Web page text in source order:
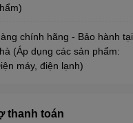
chính hãng - Bảo hành tại
(Áp dụng các sản phẩm:
máy, điện lạnh)
thanh toán